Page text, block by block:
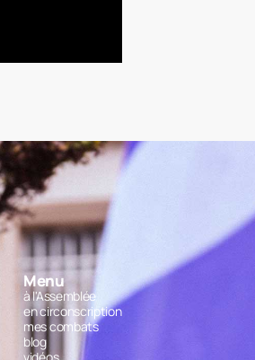
Menu
à l'Assemblée
en circonscription
mes combats
blog